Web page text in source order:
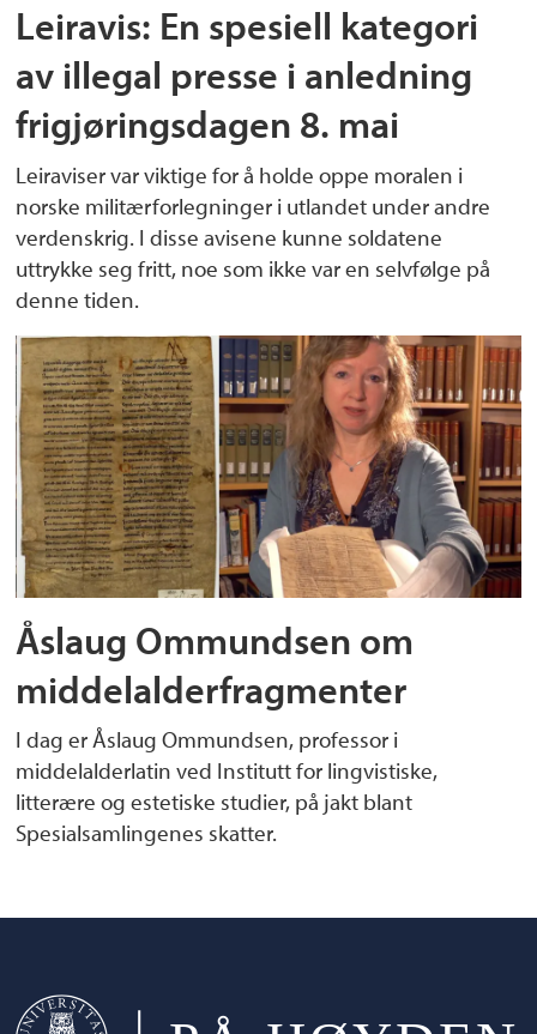
Leiravis: En spesiell kategori
av illegal presse i anledning
frigjøringsdagen 8. mai
Leiraviser var viktige for å holde oppe moralen i
norske militærforlegninger i utlandet under andre
verdenskrig. I disse avisene kunne soldatene
uttrykke seg fritt, noe som ikke var en selvfølge på
denne tiden.
Åslaug Ommundsen om
middelalderfragmenter
I dag er Åslaug Ommundsen, professor i
middelalderlatin ved Institutt for lingvistiske,
litterære og estetiske studier, på jakt blant
Spesialsamlingenes skatter.